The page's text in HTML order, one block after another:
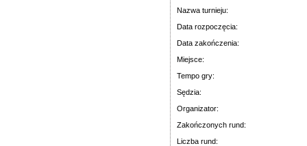
Nazwa turnieju:
Data rozpoczęcia:
Data zakończenia:
Miejsce:
Tempo gry:
Sędzia:
Organizator:
Zakończonych rund:
Liczba rund: